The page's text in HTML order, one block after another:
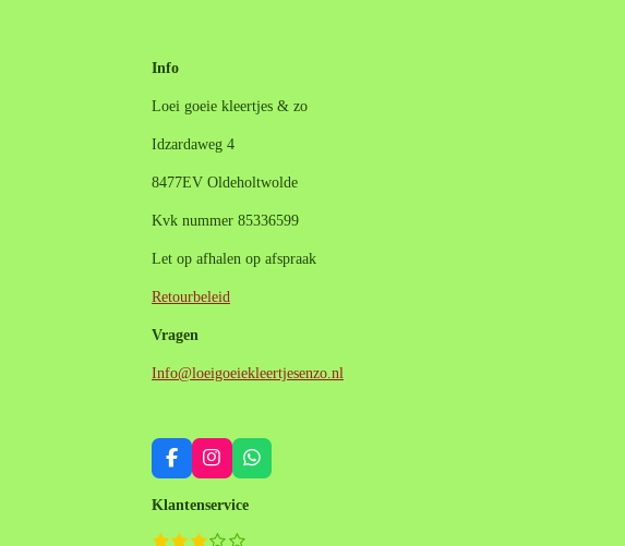
Info
Loei goeie kleertjes & zo
Idzardaweg 4
8477EV Oldeholtwolde
Kvk nummer 85336599
Let op afhalen op afspraak
Retourbeleid
Vragen
Info@loeigoeiekleertjesenzo.nl
F
a
c
b
I
n
s
a
W
h
Klantenservice
R
1 2 3 4 5 S